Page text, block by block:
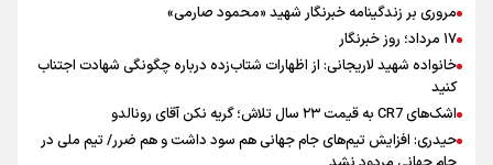
مروری بر زندگینامه خبرنگار شهید «محمود صارمی»
۱۷ مرداد؛ روز خبرنگار
خانواده شهید لاریجانی: از اظهارات شتاب‌زده درباره چگونگی شهادت اجتناب
کنید
اشک‌های CR7 به قیمت ۲۳ سال تلاش؛ گریه نکن آقای رونالدو
حیدری: افزایش تیم‌های جام جهانی هم سود داشت و هم ضرر/ تیم ملی در